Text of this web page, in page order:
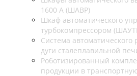
1600 А (ШАВР)
Шкаф автоматического
турбокомпрессором
Система
дуги сталеплавильной
Роботизированный
продукции в